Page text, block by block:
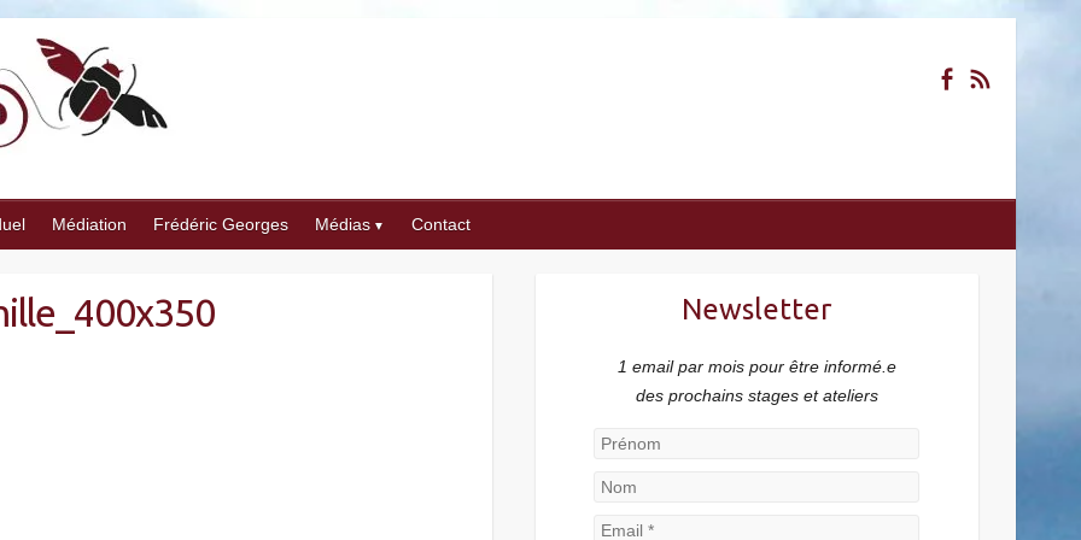
Médiation Frédéric Georges Médias Contact
Newsletter
1 email par mois pour être informé.e
des prochains stages et ateliers